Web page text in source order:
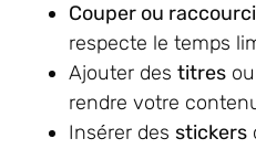
Couper ou
respecte le temps
Ajouter destitres
rendre votre
Insérer des stickers